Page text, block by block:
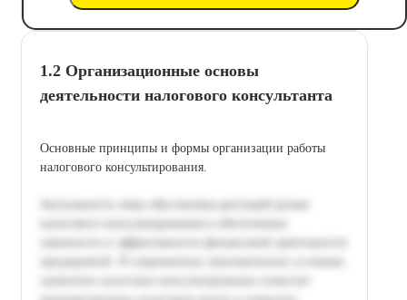
1.2 Организационные основы
деятельности налогового консультанта
Основные принципы и формы организации работы
налогового консультирования.